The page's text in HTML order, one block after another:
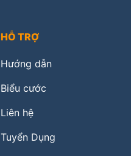
HỖ TRỢ
Hướng dẫn
Biểu cước
Liên hệ
Tuyển Dụng